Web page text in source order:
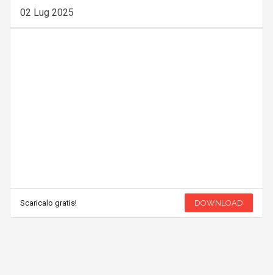
02 Lug 2025
Scaricalo gratis! DOWNLOAD